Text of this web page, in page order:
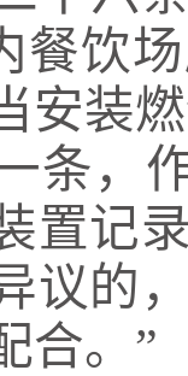
餐饮
安装
条 ，
置记
议的
合。 ”